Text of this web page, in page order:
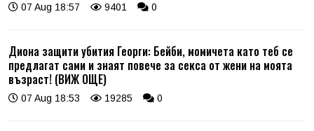
07 Aug 18:57 9401 0
Диона защити убития Георги: Бейби, момичета като теб се
предлагат сами и знаят повече за секса от жени на моята
възраст! (ВИЖ ОЩЕ)
07 Aug 18:53 19285 0